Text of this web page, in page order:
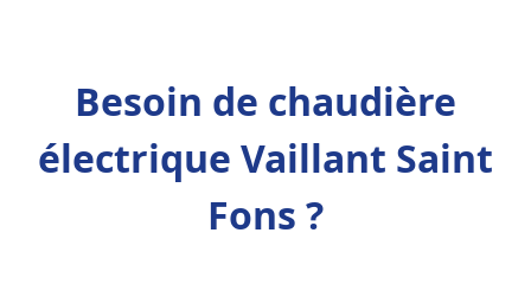
Besoin de chaudière
électrique Vaillant Saint
Fons ?